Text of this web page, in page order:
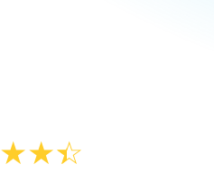
★★☆
★